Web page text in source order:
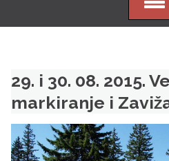
29. i 30. 08. 2015.
markiranje i